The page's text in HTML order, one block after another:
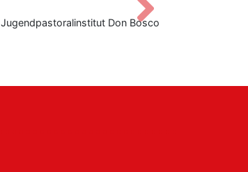
Jugendpastoralinstitut Don Bosco